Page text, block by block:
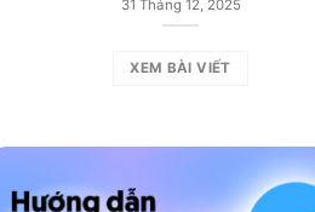
31 Tháng 12, 2025
XEM BÀI VIẾT